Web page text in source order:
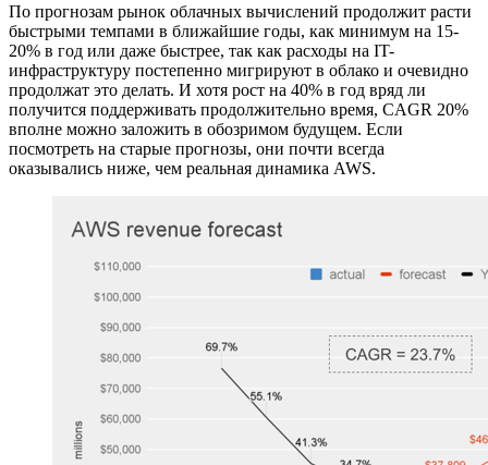
По прогнозам рынок облачных вычислений продолжит расти
быстрыми темпами в ближайшие годы, как минимум на 15-
20% в год или даже быстрее, так как расходы на IT-
инфраструктуру постепенно мигрируют в облако и очевидно
продолжат это делать. И хотя рост на 40% в год вряд ли
получится поддерживать продолжительно время, CAGR 20%
вполне можно заложить в обозримом будущем. Если
посмотреть на старые прогнозы, они почти всегда
оказывались ниже, чем реальная динамика AWS.